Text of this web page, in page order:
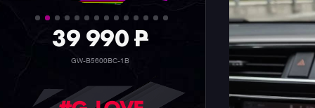
39 990P
GW-B5600BC-1B